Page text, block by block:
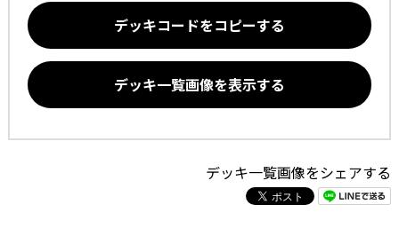
デッキコードをコピーする
デッキ一覧画像を表示する
デッキ一覧画像をシェアする